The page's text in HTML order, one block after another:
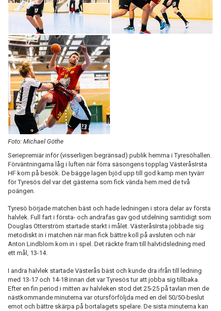
Foto: Michael Göthe
Seriepremiär inför (visserligen begränsad) publik hemma i Tyresöhallen.
Förväntningarna låg i luften när förra säsongens topplag VästeråsIrsta
HF kom på besök. De bägge lagen bjöd upp till god kamp men tyvärr
för Tyresös del var det gästerna som fick vända hem med de två
poängen.
Tyresö började matchen bäst och hade ledningen i stora delar av första
halvlek. Full fart i första- och andrafas gav god utdelning samtidigt som
Douglas Otterström startade starkt i målet. VästeråsIrsta jobbade sig
metodiskt in i matchen när man fick bättre koll på avsluten och när
Anton Lindblom kom in i spel. Det räckte fram till halvtidsledning med
ett mål, 13-14.
I andra halvlek startade Västerås bäst och kunde dra ifrån till ledning
med 13-17 och 14-18 innan det var Tyresös tur att jobba sig tillbaka.
Efter en fin period i mitten av halvleken stod det 25-25 på tavlan men de
nästkommande minuterna var otursförföljda med en del 50/50-beslut
emot och bättre skärpa på bortalagets spelare. De sista minuterna kan